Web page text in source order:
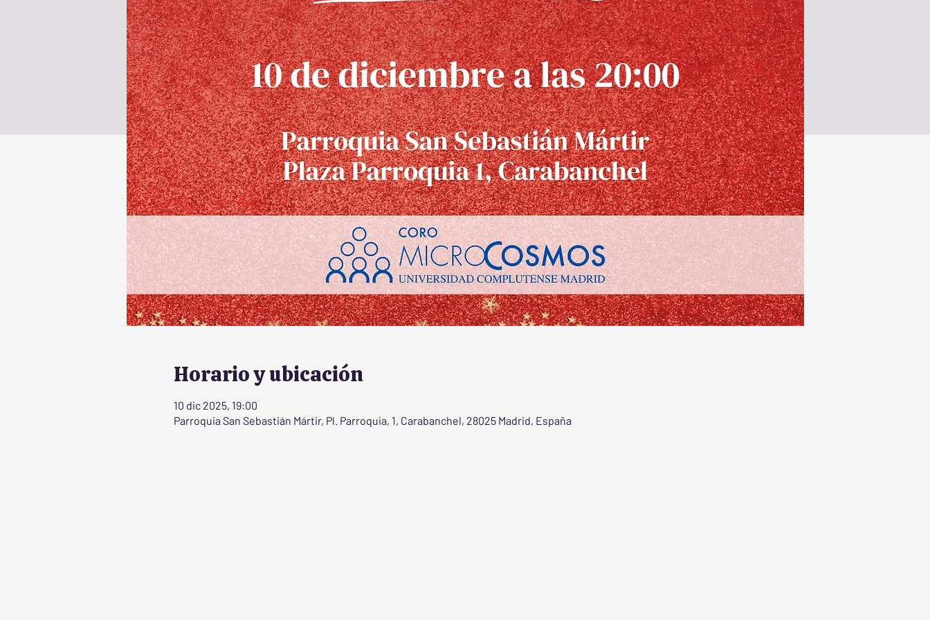
Horario y ubicación
10 dic 2025, 19:00
Parroquia San Sebastián Mártir, Pl. Parroquia, 1, Carabanchel, 28025 Madrid, España